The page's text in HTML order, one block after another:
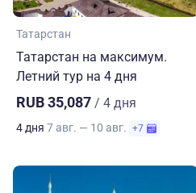
Татарстан
Татарстан на максимум.
Летний тур на 4 дня
RUB 35,087 / 4 дня
4 дня 7 авг. — 10 авг. +7